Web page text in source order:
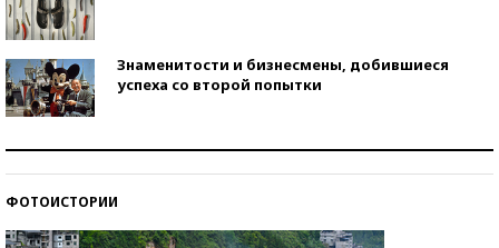
Знаменитости и бизнесмены, добившиеся
успеха со второй попытки
ФОТОИСТОРИИ